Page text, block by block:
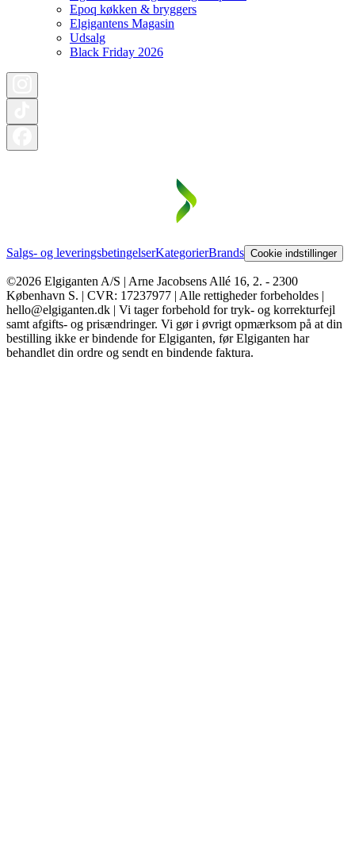
Epoq køkken & bryggers
Elgigantens Magasin
Udsalg
Black Friday 2026
Salgs- og leveringsbetingelserKategorierBrands Cookie indstillinger
©2026 Elgiganten A/S | Arne Jacobsens Allé 16, 2. - 2300
København S. | CVR: 17237977 | Alle rettigheder forbeholdes |
hello@elgiganten.dk | Vi tager forbehold for tryk- og korrekturfejl
samt afgifts- og prisændringer. Vi gør i øvrigt opmærksom på at din
bestilling ikke er bindende for Elgiganten, før Elgiganten har
behandlet din ordre og sendt en bindende faktura.